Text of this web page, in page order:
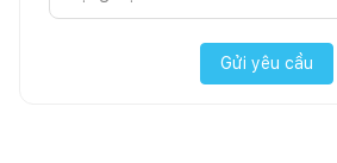
Gửi yêu cầu